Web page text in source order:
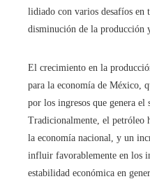
lidiado con varios desafíos en
disminución de la producción
El crecimiento en la
para la economía de México,
por los ingresos que genera el
Tradicionalmente, el petróleo
la economía nacional, y un
influir favorablemente en los
estabilidad económica en